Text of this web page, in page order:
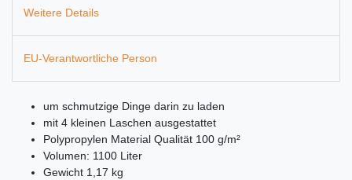
Weitere Details
EU-Verantwortliche Person
um schmutzige Dinge darin zu laden
mit 4 kleinen Laschen ausgestattet
Polypropylen Material Qualität 100 g/m²
Volumen: 1100 Liter
Gewicht 1,17 kg